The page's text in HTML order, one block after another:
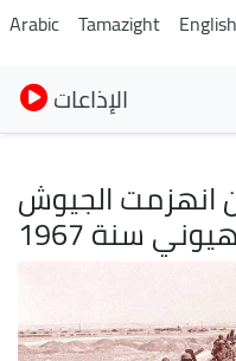
Arabic Tamazight English
الإذاعات
انهزمت الجيوش
سنة 1967